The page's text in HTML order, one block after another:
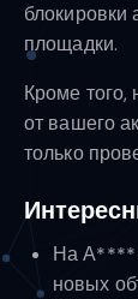
блокировки
площадки.
Кроме того,
от вашего
только
На А****
новых